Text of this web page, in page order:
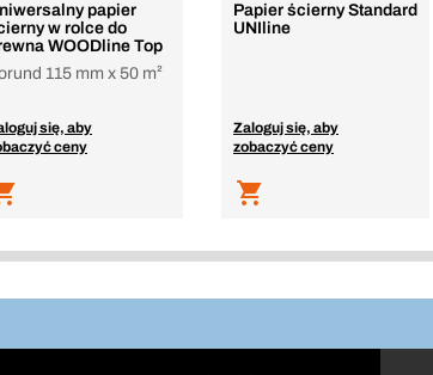
papier
w rolce do
WOODline Top
115 mm x 50 m²
się, aby
ceny
Papier ścierny Standard
UNIline
Zaloguj się, aby
zobaczyć ceny